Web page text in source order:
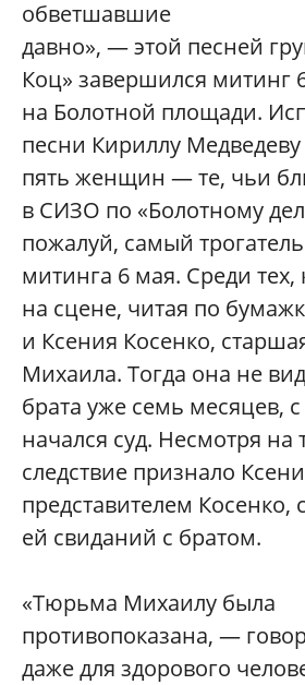
обветшавшие
давно», — этой песней
Коц» завершился митинг
на Болотной площади.
песни Кириллу
пять женщин — те, чьи
в СИЗО по «Болотному
пожалуй, самый
митинга 6 мая. Среди тех,
на сцене, читая по
и Ксения Косенко,
Михаила. Тогда она не
брата уже семь месяцев, с
начался суд. Несмотря на
следствие признало
представителем Косенко,
ей свиданий с братом.
«Тюрьма Михаилу была
противопоказана, —
даже для здорового